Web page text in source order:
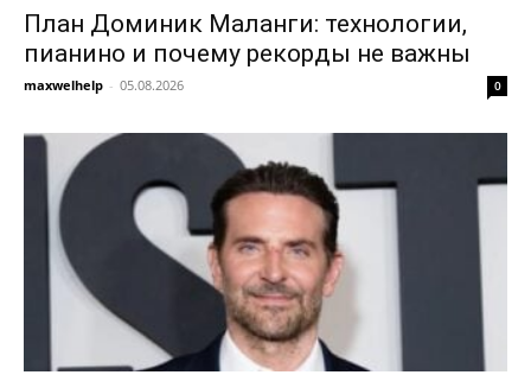
План Доминик Маланги: технологии,
пианино и почему рекорды не важны
maxwelhelp - 05.08.2026 0